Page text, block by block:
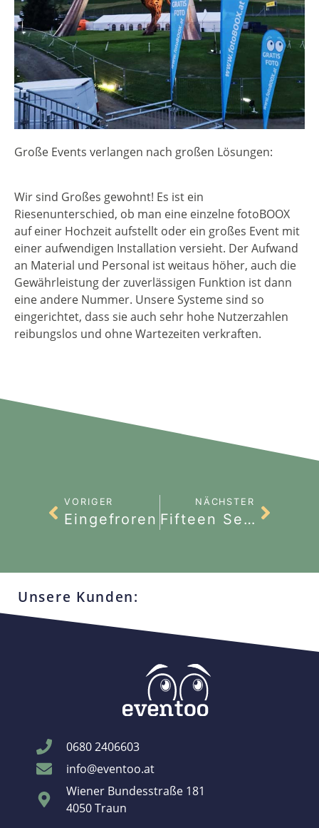
Große Events verlangen nach großen Lösungen:
Wir sind Großes gewohnt! Es ist ein
Riesenunterschied, ob man eine einzelne fotoBOOX
auf einer Hochzeit aufstellt oder ein großes Event mit
einer aufwendigen Installation versieht. Der Aufwand
an Material und Personal ist weitaus höher, auch die
Gewährleistung der zuverlässigen Funktion ist dann
eine andere Nummer. Unsere Systeme sind so
eingerichtet, dass sie auch sehr hohe Nutzerzahlen
reibungslos und ohne Wartezeiten verkraften.
VORIGER
Eingefroren
NÄCHSTER
Fifteen Seconds 2022
Unsere Kunden:
0680 2406603
info@eventoo.at
Wiener Bundesstraße 181
4050 Traun